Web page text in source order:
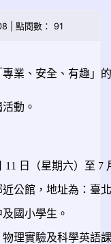
| 點閱數： 91
業、安全、有趣」
動。
11 日（星期六）至
公館，地址為：臺
國小學生。
理實驗及科學英語